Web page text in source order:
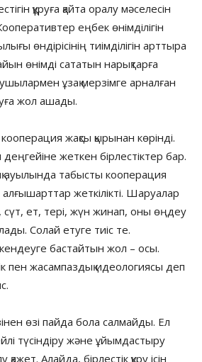
құруға қайта оралу мәселесін
еңбек өнімділігін
өндірісінің тиімділігін арттыра
өнімді сататын нарықтарға
ұзақ мерзімге арналған
жол ашады.
жақсы қырынан көрінді.
деңгейіне жеткен бірлестіктер бар.
ауылында табысты кооперация
алғышарттар жеткілікті. Шаруалар
ет, тері, жүн жинап, оны өңдеу
Солай етуге тиіс те.
бастайтын жол – осы.
пен жасампаздық идеологиясы деп
өзі пайда бола салмайды. Ел
түсіндіру және ұйымдастыру
Алайда, бірлестік құру ісін